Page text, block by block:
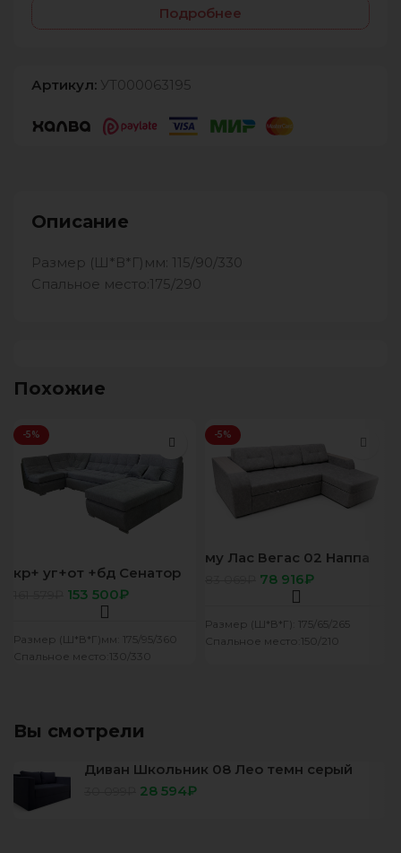
Подробнее
Артикул: УТ000063195
Описание
Размер (Ш*В*Г)мм: 115/90/330
Спальное место:175/290
Похожие
-5%
кр+ уг+от +бд Сенатор
02 Наппа темный беж
153 500₽
Размер (Ш*В*Г)мм: 175/95/360
Спальное место:130/330
-5%
му Лас Вегас 02 Наппа
темн беж78 916₽
Размер (Ш*В*Г): 175/65/265
Спальное место:150/210
Вы смотрели
Диван Школьник 08 Лео темн серый
28 594₽